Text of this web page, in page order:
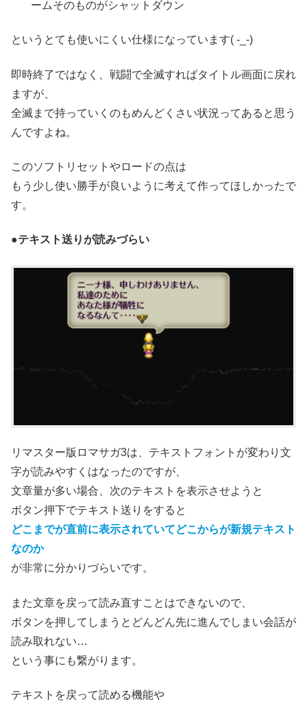
ームそのものがシャットダウン
というとても使いにくい仕様になっています( -_-)
即時終了ではなく、戦闘で全滅すればタイトル画面に戻れ
ますが、
全滅まで持っていくのもめんどくさい状況ってあると思う
んですよね。
このソフトリセットやロードの点は
もう少し使い勝手が良いように考えて作ってほしかったで
す。
●テキスト送りが読みづらい
リマスター版ロマサガ3は、テキストフォントが変わり文
字が読みやすくはなったのですが、
文章量が多い場合、次のテキストを表示させようと
ボタン押下でテキスト送りをすると
どこまでが直前に表示されていてどこからが新規テキスト
なのか
が非常に分かりづらいです。
また文章を戻って読み直すことはできないので、
ボタンを押してしまうとどんどん先に進んでしまい会話が
読み取れない…
という事にも繋がります。
テキストを戻って読める機能や